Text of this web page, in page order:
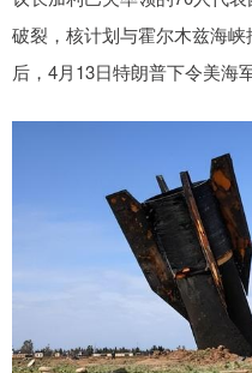
破裂，核计划与霍尔木兹海
后，4月13日特朗普下令美海